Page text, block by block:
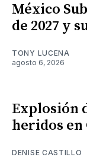
México
de 2027 y
TONY LUCENA
agosto 6, 2026
Explosión
heridos en
DENISE CASTILLO